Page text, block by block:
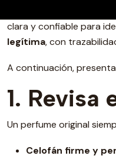
La autenticidad es el
clara y confiable para
legítima, con
A continuación,
1. Revisa
Un perfume original
Celofán firme y